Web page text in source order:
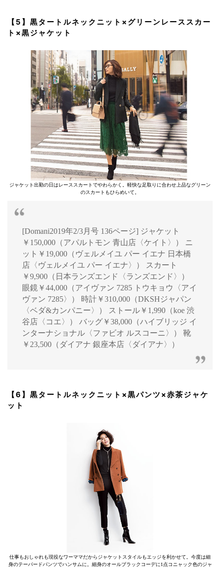
【5】黒タートルネックニット×グリーンレーススカー
ト×黒ジャケット
ジャケット出勤の日はレーススカートでやわらかく。軽快な足取りに合わせ上品なグリーン
のスカートもひらめいて。
[Domani2019年2/3月号 136ページ] ジャケット
￥150,000（アパルトモン 青山店〈ケイト〉） ニ
ット￥19,000（ヴェルメイユ パー イエナ 日本橋
店〈ヴェルメイユ パー イエナ〉） スカート
￥9,900（日本ランズエンド〈ランズエンド〉）
眼鏡￥44,000（アイヴァン 7285 トウキョウ〈アイ
ヴァン 7285〉） 時計￥310,000（DKSHジャパン
〈ベダ&カンパニー〉） ストール￥1,990（koe 渋
谷店〈コエ〉） バッグ￥38,000（ハイブリッジ イ
ンターナショナル〈ファビオ ルスコーニ〉） 靴
￥23,500（ダイアナ 銀座本店〈ダイアナ〉）
【6】黒タートルネックニット×黒パンツ×赤茶ジャケ
ット
仕事もおしゃれも現役なワーママだからジャケットスタイルもエッジを利かせて。今度は細
身のテーパードパンツでハンサムに。細身のオールブラックコーデに1点コニャック色のジャ